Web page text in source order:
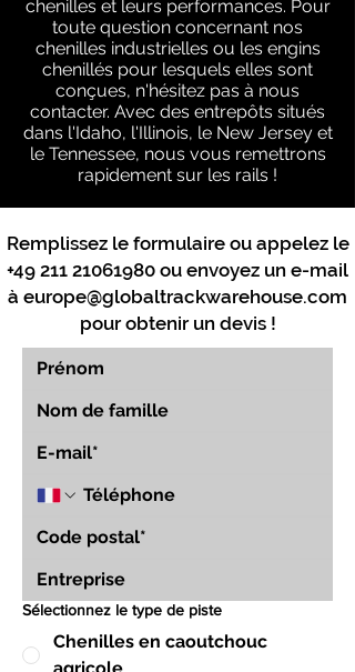
chenilles et leurs performances. Pour
toute question concernant nos
chenilles industrielles ou les engins
chenillés pour lesquels elles sont
conçues, n'hésitez pas à nous
contacter. Avec des entrepôts situés
dans l'Idaho, l'Illinois, le New Jersey et
le Tennessee, nous vous remettrons
rapidement sur les rails !
Remplissez le formulaire ou appelez le
+49 211 21061980 ou envoyez un e-mail
à europe@globaltrackwarehouse.com
pour obtenir un devis !
Sélectionnez le type de piste
Chenilles en caoutchouc